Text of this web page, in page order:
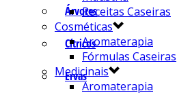
Árvores
Cítricos
Ervas
Receitas Caseiras
Cosméticas
Aromaterapia
Fórmulas Caseiras
Medicinais
Aromaterapia